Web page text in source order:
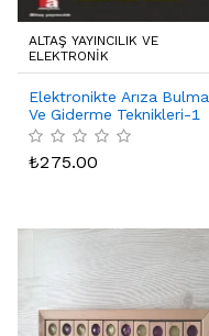
ALTAŞ YAYINCILIK VE
ELEKTRONIK
Elektronikte Arıza Bulma
Ve Giderme Teknikleri-1
₺275.00